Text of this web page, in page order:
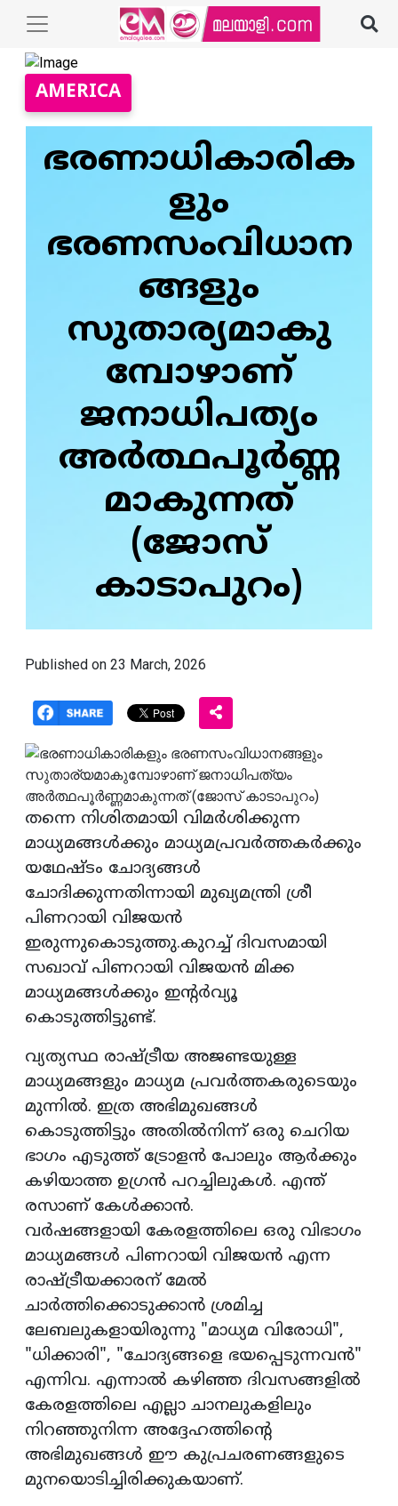
AMERICA
ഭരണാധികാരിക
ളും
ഭരണസംവിധാന
ങ്ങളും
സുതാര്യമാകു
മ്പോഴാണ്
ജനാധിപത്യം
അർത്ഥപൂർണ്ണ
മാകുന്നത്
(ജോസ്
കാടാപുറം)
Published on 23 March, 2026
തന്നെ നിശിതമായി വിമർശിക്കുന്ന
മാധ്യമങ്ങൾക്കും മാധ്യമപ്രവർത്തകർക്കും
യഥേഷ്ടം ചോദ്യങ്ങൾ
ചോദിക്കുന്നതിന്നായി മുഖ്യമന്ത്രി ശ്രീ
പിണറായി വിജയൻ
ഇരുന്നുകൊടുത്തു.കുറച്ച് ദിവസമായി
സഖാവ് പിണറായി വിജയൻ മിക്ക
മാധ്യമങ്ങൾക്കും ഇന്റർവ്യൂ
കൊടുത്തിട്ടുണ്ട്.
വ്യത്യസ്ഥ രാഷ്ട്രീയ അജണ്ടയുള്ള
മാധ്യമങ്ങളും മാധ്യമ പ്രവർത്തകരുടെയും
മുന്നിൽ. ഇത്ര അഭിമുഖങ്ങൾ
കൊടുത്തിട്ടും അതിൽനിന്ന് ഒരു ചെറിയ
ഭാഗം എടുത്ത് ട്രോളൻ പോലും ആർക്കും
കഴിയാത്ത ഉഗ്രൻ പറച്ചിലുകൾ. എന്ത്
രസാണ് കേൾക്കാൻ.
വർഷങ്ങളായി കേരളത്തിലെ ഒരു വിഭാഗം
മാധ്യമങ്ങൾ പിണറായി വിജയൻ എന്ന
രാഷ്ട്രീയക്കാരന് മേൽ
ചാർത്തിക്കൊടുക്കാൻ ശ്രമിച്ച
ലേബലുകളായിരുന്നു "മാധ്യമ വിരോധി",
"ധിക്കാരി", "ചോദ്യങ്ങളെ ഭയപ്പെടുന്നവൻ"
എന്നിവ. എന്നാൽ കഴിഞ്ഞ ദിവസങ്ങളിൽ
കേരളത്തിലെ എല്ലാ ചാനലുകളിലും
നിറഞ്ഞുനിന്ന അദ്ദേഹത്തിന്റെ
അഭിമുഖങ്ങൾ ഈ കുപ്രചരണങ്ങളുടെ
മുനയൊടിച്ചിരിക്കുകയാണ്.